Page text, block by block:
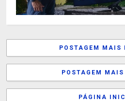
POSTAGEM MAIS
POSTAGEM
PÁGINA